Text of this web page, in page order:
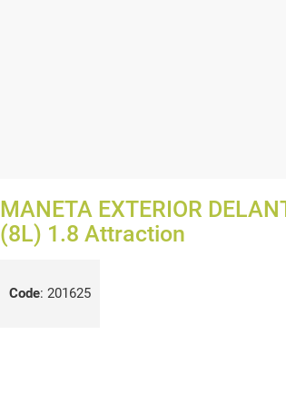
MANETA EXTERIOR
(8L) 1.8 Attraction
Code: 201625